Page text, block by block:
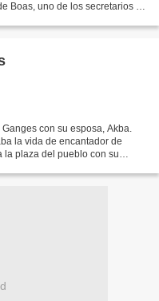
Boas, uno de los secretarios y
con su esposa, Akba.
la vida de encantador de
la plaza del pueblo con su